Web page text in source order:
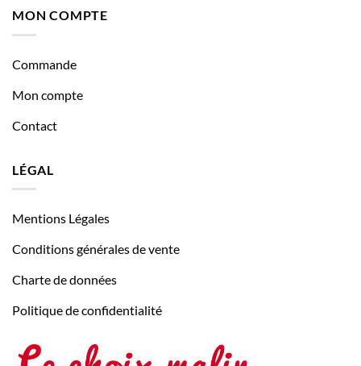
MON COMPTE
Commande
Mon compte
Contact
LÉGAL
Mentions Légales
Conditions générales de vente
Charte de données
Politique de confidentialité